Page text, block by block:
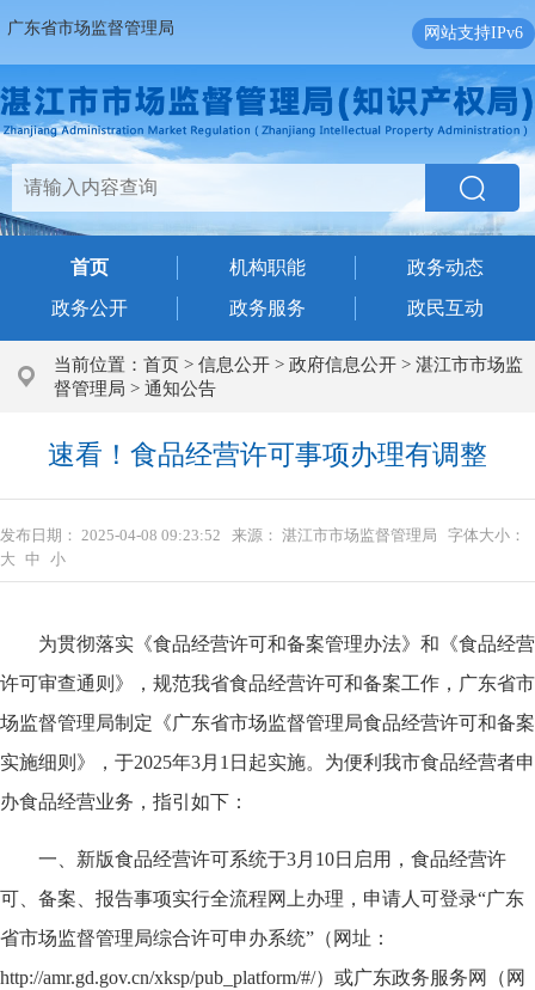
广东省市场监督管理局 网站支持IPv6
首页 机构职能
政务动态
政务公开
政务服务 政民互动
当前位置： 首页 > 信息公开 > 政府信息公开 > 湛江市市场监
督管理局 > 通知公告
速看！食品经营许可事项办理有调整
发布日期： 2025-04-08 09:23:52 来源： 湛江市市场监督管理局
字体大小：
大 中 小
为贯彻落实《食品经营许可和备案管理办法》和《食品经营
许可审查通则》，规范我省食品经营许可和备案工作，广东省市
场监督管理局制定《广东省市场监督管理局食品经营许可和备案
实施细则》，于2025年3月1日起实施。为便利我市食品经营者申
办食品经营业务，指引如下：
一、新版食品经营许可系统于3月10日启用，食品经营许
可、备案、报告事项实行全流程网上办理，申请人可登录“广东
省市场监督管理局综合许可申办系统”（网址：
http://amr.gd.gov.cn/xksp/pub_platform/#/）或广东政务服务网（网